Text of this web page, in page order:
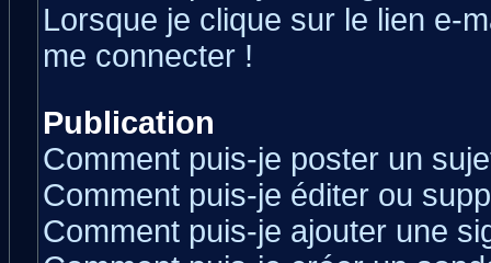
Lorsque je clique sur le lien e-
me connecter !
Publication
Comment puis-je poster un
Comment puis-je éditer ou
Comment puis-je ajouter une